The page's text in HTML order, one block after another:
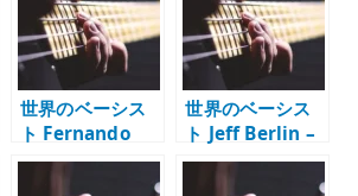
世界のベーシス
ト Fernando
Molinari – パワ
世界のベーシス
ト Jeff Berlin –
4 弦ベースで聴く